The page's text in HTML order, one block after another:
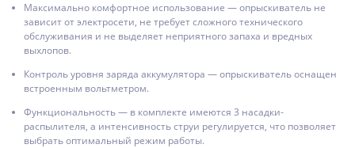
Максимально комфортное использование — опрыскиватель не
зависит от электросети, не требует сложного технического
обслуживания и не выделяет неприятного запаха и вредных
выхлопов.
Контроль уровня заряда аккумулятора — опрыскиватель оснащен
встроенным вольтметром.
Функциональность — в комплекте имеются 3 насадки-
распылителя, а интенсивность струи регулируется, что позволяет
выбрать оптимальный режим работы.